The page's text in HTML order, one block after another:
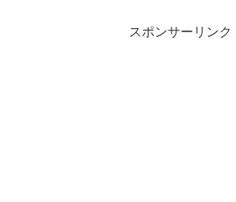
スポンサーリンク